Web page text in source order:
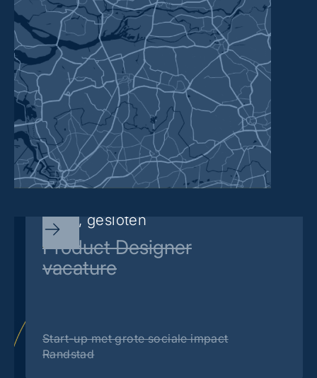
Sorry, gesloten
Product Designer
vacature
Start-up met grote sociale impact
Randstad